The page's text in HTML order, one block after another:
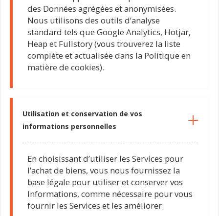
des Données agrégées et anonymisées.
Nous utilisons des outils d’analyse
standard tels que Google Analytics, Hotjar,
Heap et Fullstory (vous trouverez la liste
complète et actualisée dans la Politique en
matière de cookies).
Utilisation et conservation de vos
informations personnelles
En choisissant d’utiliser les Services pour
l’achat de biens, vous nous fournissez la
base légale pour utiliser et conserver vos
Informations, comme nécessaire pour vous
fournir les Services et les améliorer.